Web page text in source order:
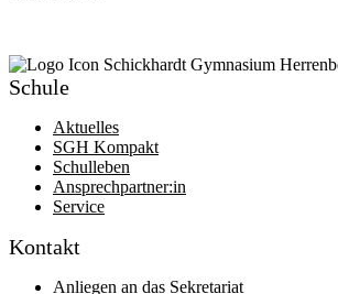
Schule
Aktuelles
SGH Kompakt
Schulleben
Ansprechpartner:in
Service
Kontakt
Anliegen an das Sekretariat